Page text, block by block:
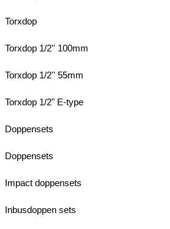
Torxdop
Torxdop 1/2'' 100mm
Torxdop 1/2'' 55mm
Torxdop 1/2" E-type
Doppensets
Doppensets
Impact doppensets
Inbusdoppen sets